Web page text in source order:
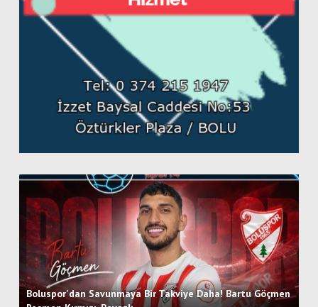
Boluspor'dan Savunmaya Bir Takviye Daha! Bartu Göçmen